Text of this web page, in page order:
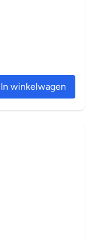
In winkelwagen